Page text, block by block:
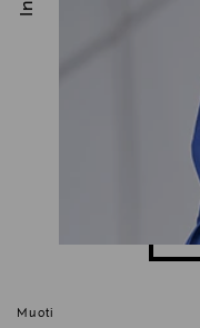
Muoti